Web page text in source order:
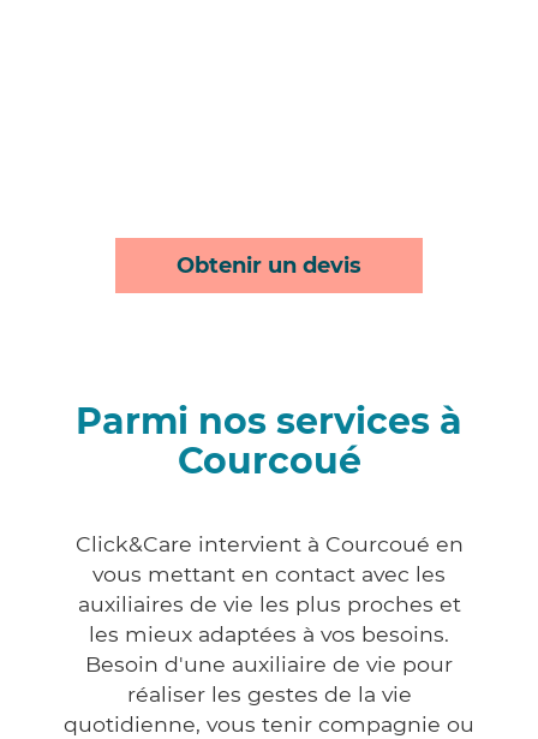
Obtenir un devis
Parmi nos services à
Courcoué
Click&Care intervient à Courcoué en
vous mettant en contact avec les
auxiliaires de vie les plus proches et
les mieux adaptées à vos besoins.
Besoin d'une auxiliaire de vie pour
réaliser les gestes de la vie
quotidienne, vous tenir compagnie ou